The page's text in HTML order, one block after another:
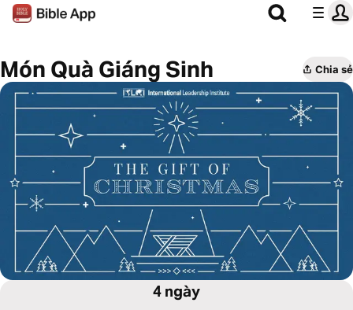
Món Quà Giáng Sinh Chia sẻ
4 ngày